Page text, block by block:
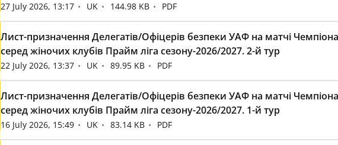
27 July 2026, 13:17 UK 144.98 KB PDF
Лист-призначення Делегатів/Офіцерів безпеки УАФ на матчі
серед жіночих клубів Прайм ліга сезону-2026/2027. 2-й тур
22 July 2026, 13:37 UK 89.95 KB PDF
Лист-призначення Делегатів/Офіцерів безпеки УАФ на матчі
серед жіночих клубів Прайм ліга сезону-2026/2027. 1-й тур
16 July 2026, 15:49 UK 83.14 KB PDF